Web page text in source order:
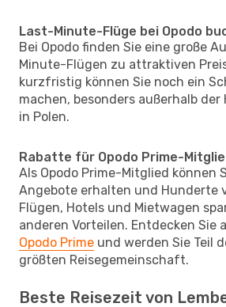
Last-Minute-Flüge bei Opodo
Bei Opodo finden Sie eine große
Minute-Flügen zu attraktiven
kurzfristig können Sie noch ein
machen, besonders außerhalb
in Polen.
Rabatte für Opodo Prime-
Als Opodo Prime-Mitglied können
Angebote erhalten und Hunderte
Flügen, Hotels und Mietwagen
anderen Vorteilen. Entdecken Sie
Opodo Prime und werden Sie Teil
größten Reisegemeinschaft.
Beste Reisezeit von